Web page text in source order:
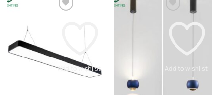
Add to wishlist Add to wishlist